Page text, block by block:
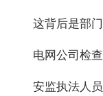
这背后是部
电网公司检
安监执法人